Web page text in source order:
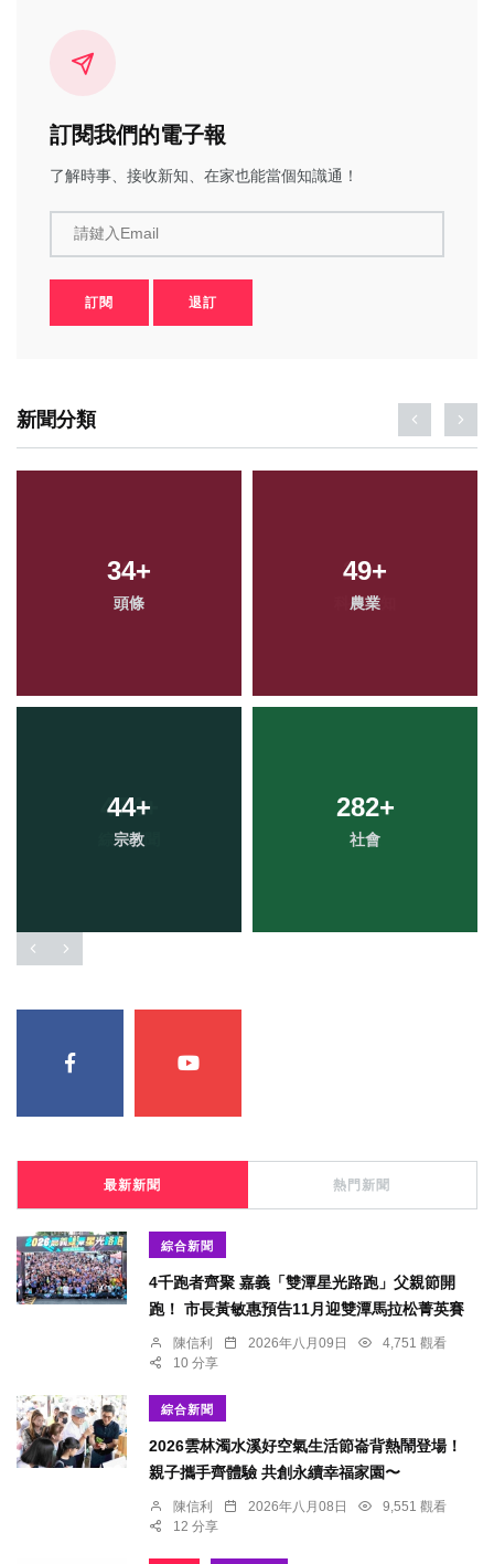
訂閱我們的電子報
了解時事、接收新知、在家也能當個知識通！
請鍵入Email
訂閱 退訂
新聞分類
34+
頭條
49+
農業
44+
宗教
282+
社會
最新新聞 熱門新聞
綜合新聞
4千跑者齊聚 嘉義「雙潭星光路跑」父親節開
跑！ 市長黃敏惠預告11月迎雙潭馬拉松菁英賽
陳信利 2026年八月09日
4,751 觀看
10 分享
綜合新聞
2026雲林濁水溪好空氣生活節崙背熱鬧登場！
親子攜手齊體驗 共創永續幸福家園〜
陳信利 2026年八月08日
9,551 觀看
12 分享